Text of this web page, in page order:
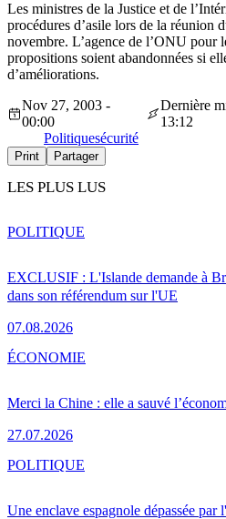
Les ministres de la Justice et de
procédures d’asile lors de la réunion
novembre. L’agence de l’ONU pour
propositions soient abandonnées si
d’améliorations.
Nov 27, 2003 -
00:00
Dernière
13:12
Politiquesécurité
Print Partager
LES PLUS LUS
EXCLUSIF : L'Islande demande à
dans son référendum sur l'UE
07.08.2026
POLITIQUE
Merci la Chine : elle a sauvé
27.07.2026
ÉCONOMIE
Une enclave espagnole dépassée
POLITIQUE